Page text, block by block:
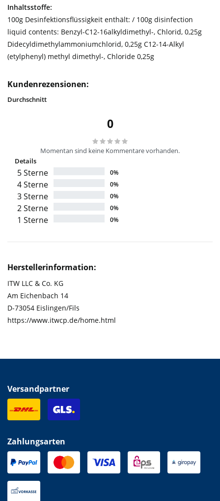
Inhaltsstoffe:
100g Desinfektionsflüssigkeit enthält: / 100g disinfection
liquid contents: Benzyl-C12-16alkyldimethyl-, Chlorid, 0,25g
Didecyldimethylammoniumchlorid, 0,25g C12-14-Alkyl
(etylphenyl) methyl dimethyl-, Chloride 0,25g
Kundenrezensionen:
Durchschnitt
0
Momentan sind keine Kommentare vorhanden.
Details
5 Sterne 0%
4 Sterne 0%
3 Sterne 0%
2 Sterne 0%
1 Sterne 0%
Herstellerinformation:
ITW LLC & Co. KG
Am Eichenbach 14
D-73054 Eislingen/Fils
https://www.itwcp.de/home.html
Versandpartner
Zahlungsarten